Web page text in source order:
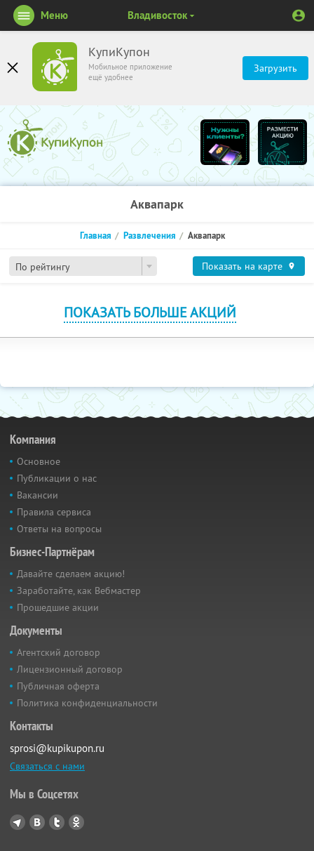
КупиКупон
Мобильное приложение
ещё удобнее
Загрузить
Меню Владивосток
Аквапарк
По рейтингу
Главная Развлечения Аквапарк
Показать на карте
ПОКАЗАТЬ БОЛЬШЕ АКЦИЙ
Компания
Основное
Публикации о нас
Вакансии
Правила сервиса
Ответы на вопросы
Бизнес-Партнёрам
Давайте сделаем акцию!
Заработайте, как Вебмастер
Прошедшие акции
Документы
Агентский договор
Лицензионный договор
Публичная оферта
Политика конфиденциальности
Контакты
sprosi@kupikupon.ru
Связаться с нами
Мы в Соцсетях